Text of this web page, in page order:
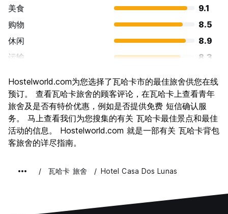
美食
9.1
购物
8.5
休闲
8.9
运输
8.3
文化
9.6
夜生活
7.7
物有所值
9.0
Hostelworld.com为您选择了瓦哈卡市的最佳旅舍供您在线
预订。 查看瓦哈卡旅舍的顾客评论，在瓦哈卡上查看青年
旅舍及是否有特价优惠，例如是否提供免费 短信确认服
务。 马上查看我们为您搜集的有关 瓦哈卡最佳景点和最佳
活动的信息。 Hostelworld.com 就是一部有关 瓦哈卡背包
客旅舍的详尽指南。
瓦哈卡 旅舍 Hotel Casa Dos Lunas